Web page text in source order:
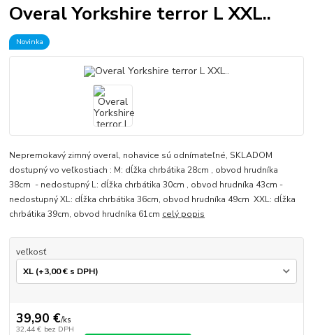
Overal Yorkshire terror L XXL..
Novinka
Nepremokavý zimný overal, nohavice sú odnímateľné, SKLADOM
dostupný vo veľkostiach : M: dĺžka chrbátika 28cm , obvod hrudníka
38cm - nedostupný L: dĺžka chrbátika 30cm , obvod hrudníka 43cm -
nedostupný XL: dĺžka chrbátika 36cm, obvod hrudníka 49cm XXL: dĺžka
chrbátika 39cm, obvod hrudníka 61cm celý popis
veľkosť
39,90 €/ks
32,44 € bez DPH